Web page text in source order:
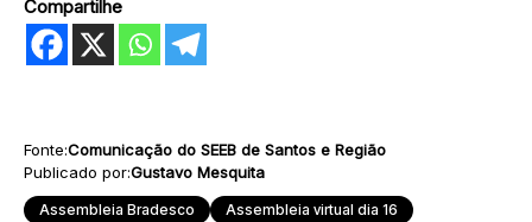
Compartilhe
Fonte:Comunicação do SEEB de Santos e Região
Publicado por:Gustavo Mesquita
Assembleia Bradesco
Assembleia virtual dia 16